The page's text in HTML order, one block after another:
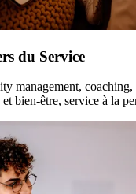
du Service
management, coaching,
bien-être, service à la